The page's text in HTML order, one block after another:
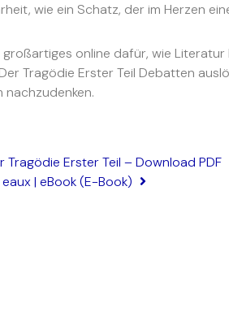
wie ein Schatz, der im Herzen
großartiges online dafür, wie
Tragödie Erster Teil Debatten
nachzudenken.
Tragödie Erster Teil – Download PDF
| eBook (E-Book)